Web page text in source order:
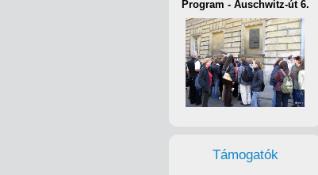
Program - Auschwitz-út 6.
Támogatók